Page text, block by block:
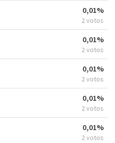
0,01%
2 votos
0,01%
2 votos
0,01%
2 votos
0,01%
2 votos
0,01%
2 votos